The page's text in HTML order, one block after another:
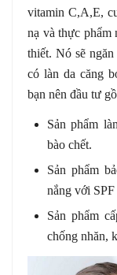
vitamin C,A,E,
nạ và thực
thiết. Nó sẽ
có làn da căng
bạn nên đầu tư
Sản phẩm
bào chết.
Sản phẩm
nắng với
Sản phẩm
chống nhăn,